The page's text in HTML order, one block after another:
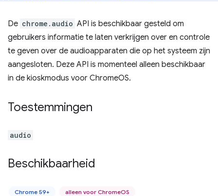
De chrome.audio API is beschikbaar gesteld om
gebruikers informatie te laten verkrijgen over en controle
te geven over de audioapparaten die op het systeem zijn
aangesloten. Deze API is momenteel alleen beschikbaar
in de kioskmodus voor ChromeOS.
Toestemmingen
audio
Beschikbaarheid
Chrome 59+ alleen voor ChromeOS